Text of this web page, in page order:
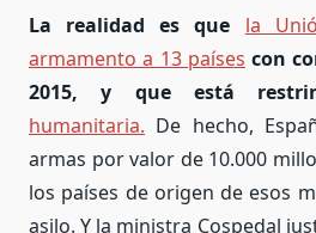
La realidad es que la
armamento a 13 países con
2015, y que está
humanitaria. De hecho,
armas por valor de 10.000
los países de origen de esos
asilo. Y la ministra Cospedal